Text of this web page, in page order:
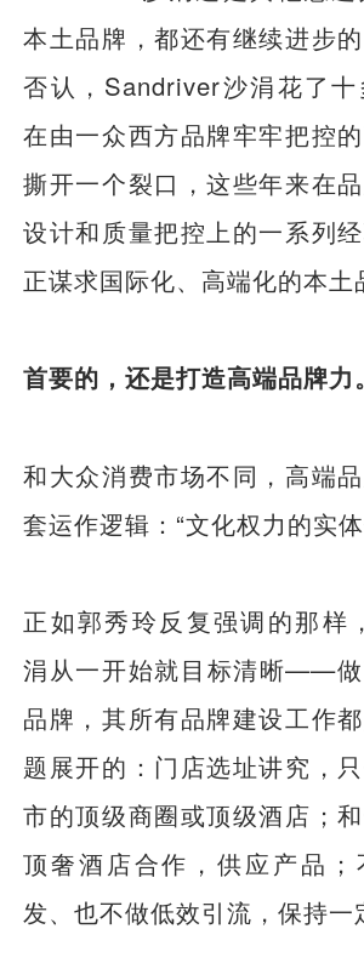
本土品牌，都还有继续进步
否认，Sandriver沙涓花了
在由一众西方品牌牢牢把控
撕开一个裂口，这些年来在
设计和质量把控上的一系列
正谋求国际化、高端化的本土
首要的，还是打造高端品牌力。
和大众消费市场不同，高端
套运作逻辑：“文化权力的实体
正如郭秀玲反复强调的那样
涓从一开始就目标清晰——
品牌，其所有品牌建设工作
题展开的：门店选址讲究，
市的顶级商圈或顶级酒店；
顶奢酒店合作，供应产品；
发、也不做低效引流，保持一